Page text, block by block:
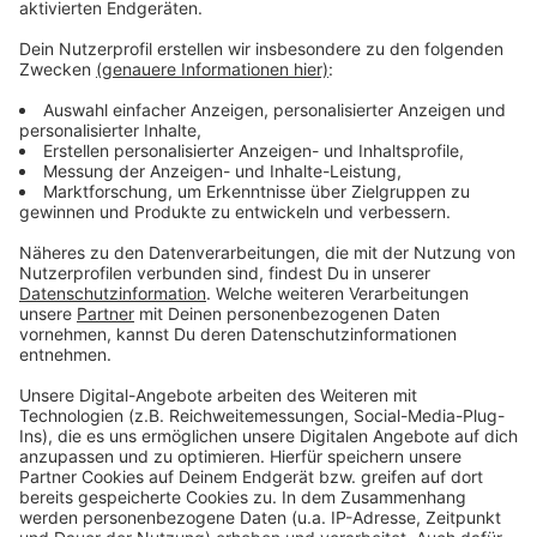
Es gibt diese Dinge im Leben, die können uns zur
Eiskratzen am frühen Morgen. Leute, die nicht
Autofahren können. Menschen, die seltsame Wörter
benutzen. Wo andere sich vor Verzweiflung das
Gesicht bis zum Bauchnabel ziehen oder ihren Kopf
Kopf von Laura Potting ein Karussell los. Irgendwo
zwischen wirren Gedanken und scharfer
Alltagsbeobachtung. Ein bisschen ausgeflippt,
meistens bunt und nie ganz ernst gemeint.
Anzeige